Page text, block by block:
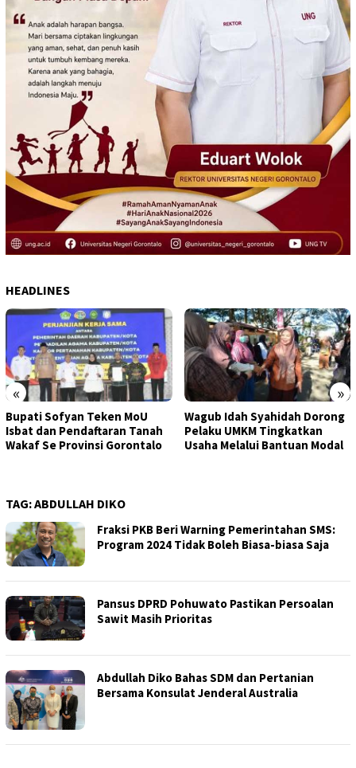
HEADLINES
« »
Wagub Idah Syahidah Dorong
Pelaku UMKM Tingkatkan
Usaha Melalui Bantuan Modal
Pemprov Gorontalo Salurkan
Bantuan Modal Usaha kepada
395 Pelaku UMKM di Kota
TAG:ABDULLAH DIKO
Fraksi PKB Beri Warning Pemerintahan SMS:
Program 2024 Tidak Boleh Biasa-biasa Saja
Pansus DPRD Pohuwato Pastikan Persoalan
Sawit Masih Prioritas
Abdullah Diko Bahas SDM dan Pertanian
Bersama Konsulat Jenderal Australia